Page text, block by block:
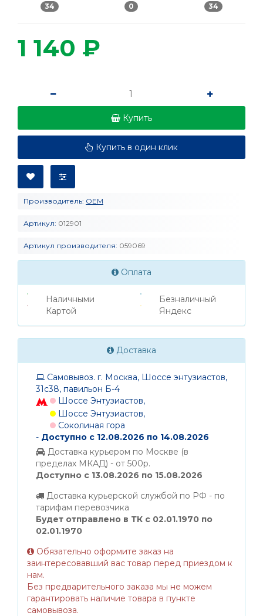
34 0 34
1 140 ₽
Купить
Купить в один клик
Производитель: OEM
Артикул: 012901
Артикул производителя: 059069
Оплата
Наличными
Картой
Безналичный
Яндекс
Доставка
Самовывоз. г. Москва, Шоссе энтузиастов,
31с38, павильон Б-4
Шоссе Энтузиастов,
Шоссе Энтузиастов,
Соколиная гора
- Доступно с 12.08.2026 по 14.08.2026
Доставка курьером по Москве (в
пределах МКАД) - от 500р.
Доступно с 13.08.2026 по 15.08.2026
Доставка курьерской службой по РФ - по
тарифам перевозчика
Будет отправлено в ТК с 02.01.1970 по
02.01.1970
Обязательно оформите заказ на
заинтересовавший вас товар перед приездом к
нам.
Без предварительного заказа мы не можем
гарантировать наличие товара в пункте
самовывоза.